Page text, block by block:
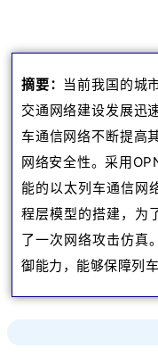
摘要： 当前我国的城
交通网络建设发展迅速
车通信网络不断提高
网络安全性。采用
能的以太列车通信网
程层模型的搭建，为
了一次网络攻击仿真
御能力，能够保障列